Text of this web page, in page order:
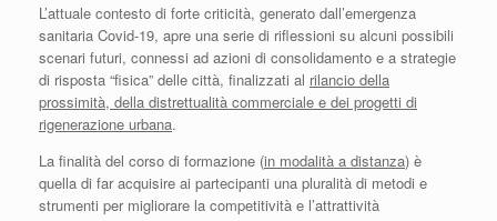
L’attuale contesto di forte criticità, generato dall’emergenza
sanitaria Covid-19, apre una serie di riflessioni su alcuni possibili
scenari futuri, connessi ad azioni di consolidamento e a strategie
di risposta “fisica” delle città, finalizzati al rilancio della
prossimità, della distrettualità commerciale e dei progetti di
rigenerazione urbana.
La finalità del corso di formazione (in modalità a distanza) è
quella di far acquisire ai partecipanti una pluralità di metodi e
strumenti per migliorare la competitività e l’attrattività